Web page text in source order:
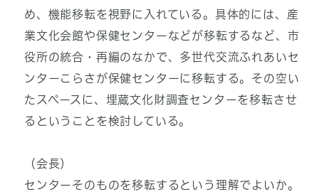
め、機能移転を視野に入れている。具体的には、産
業文化会館や保健センターなどが移転するなど、市
役所の統合・再編のなかで、多世代交流ふれあいセ
ンターこらさが保健センターに移転する。その空い
たスペースに、埋蔵文化財調査センターを移転させ
るということを検討している。
（会長）
センターそのものを移転するという理解でよいか。